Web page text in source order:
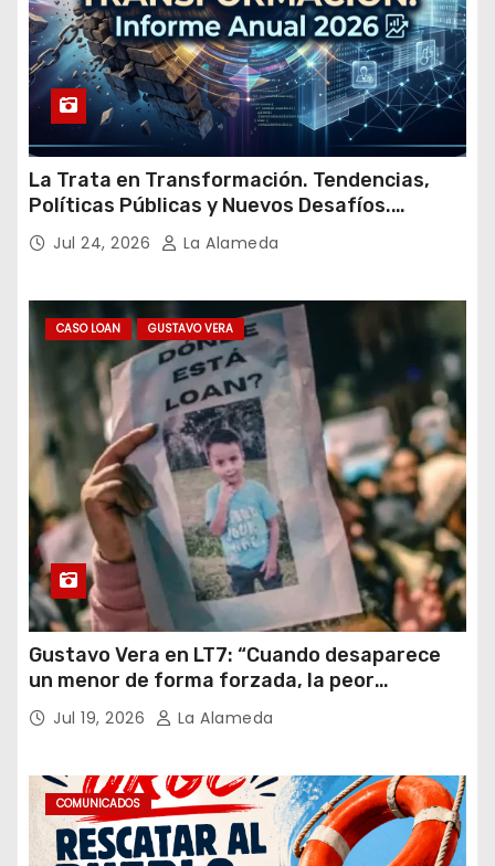
La Trata en Transformación. Tendencias,
Políticas Públicas y Nuevos Desafíos.
Argentina y el Mundo – Julio 2026
Jul 24, 2026 La Alameda
CASO LOAN GUSTAVO VERA
Gustavo Vera en LT7: “Cuando desaparece
un menor de forma forzada, la peor
hipótesis es trata, y así debe seguir
caratulado el caso Loan”
Jul 19, 2026 La Alameda
COMUNICADOS